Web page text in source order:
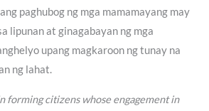
paghubog ng mga mamamayang may
lipunan at ginagabayan ng mga
upang magkaroon ng tunay na
ng lahat.
forming citizens whose engagement in